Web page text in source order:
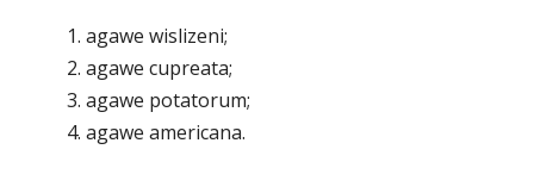
agawe wislizeni;
agawe cupreata;
agawe potatorum;
agawe americana.